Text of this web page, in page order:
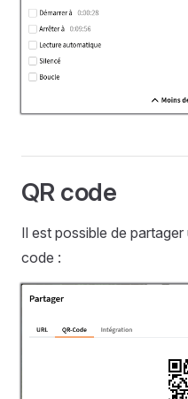
QR code
Il est possible de
code :